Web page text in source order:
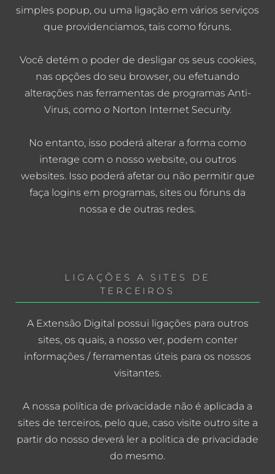
simples popup, ou uma ligação em vários serviços
que providenciamos, tais como fóruns.
Você detém o poder de desligar os seus cookies,
nas opções do seu browser, ou efetuando
alterações nas ferramentas de programas Anti-
Virus, como o Norton Internet Security.
No entanto, isso poderá alterar a forma como
interage com o nosso website, ou outros
websites. Isso poderá afetar ou não permitir que
faça logins em programas, sites ou fóruns da
nossa e de outras redes.
LIGAÇÕES A SITES DE
TERCEIROS
A Extensão Digital possui ligações para outros
sites, os quais, a nosso ver, podem conter
informações / ferramentas úteis para os nossos
visitantes.
A nossa política de privacidade não é aplicada a
sites de terceiros, pelo que, caso visite outro site a
partir do nosso deverá ler a politica de privacidade
do mesmo.